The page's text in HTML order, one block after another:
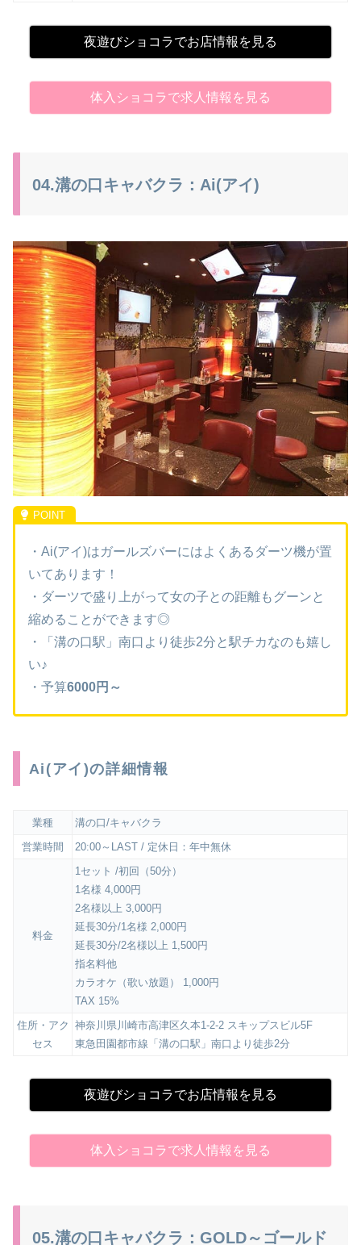
夜遊びショコラでお店情報を見る
体入ショコラで求人情報を見る
04.溝の口キャバクラ：Ai(アイ)
・Ai(アイ)はガールズバーにはよくあるダーツ機が置
いてあります！
・ダーツで盛り上がって女の子との距離もグーンと
縮めることができます◎
・「溝の口駅」南口より徒歩2分と駅チカなのも嬉し
い♪
・予算6000円～
Ai(アイ)の詳細情報
業種
溝の口/キャバクラ
営業時間
20:00～LAST / 定休日：年中無休
料金
1セット /初回（50分）
1名様 4,000円
2名様以上 3,000円
延長30分/1名様 2,000円
延長30分/2名様以上 1,500円
指名料他
カラオケ（歌い放題） 1,000円
TAX 15%
住所・アク
セス
神奈川県川崎市高津区久本1-2-2 スキップスビル5F
東急田園都市線「溝の口駅」南口より徒歩2分
夜遊びショコラでお店情報を見る
体入ショコラで求人情報を見る
05.溝の口キャバクラ：GOLD～ゴールド